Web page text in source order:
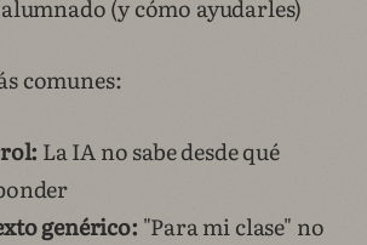
(y cómo ayudarles)
comunes:
La IA no sabe desde qué
genérico: "Para mi clase" no